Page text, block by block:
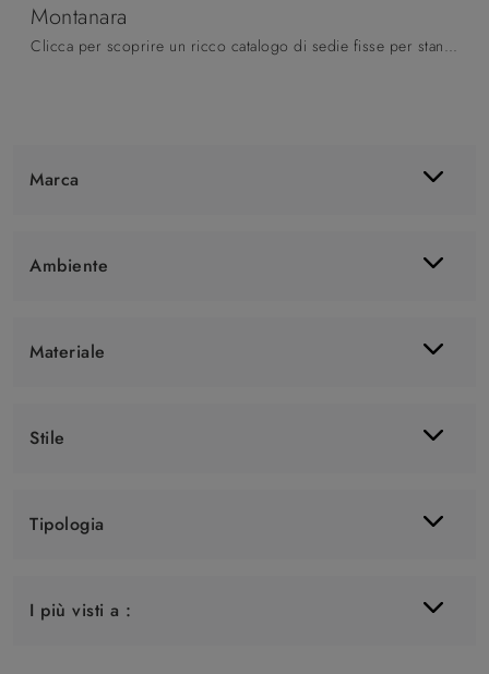
Marca
Ambiente
Materiale
Stile
Tipologia
I più visti a :
Montanara
Clicca per scoprire un ricco catalogo di sedie fisse per stanze classiche: il modello Montanara di Pizzolato ti attende!